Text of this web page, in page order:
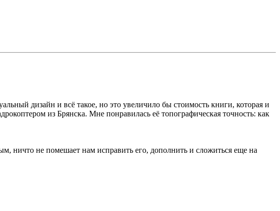
дизайн и всё такое, но это увеличило бы стоимость книги, которая и
из Брянска. Мне понравилась её топографическая точность: как
ничто не помешает нам исправить его, дополнить и сложиться еще на